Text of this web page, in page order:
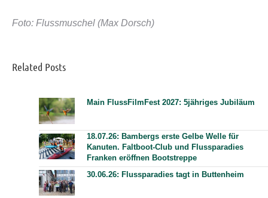
Foto: Flussmuschel (Max Dorsch)
Related Posts
Main FlussFilmFest 2027: 5jähriges Jubiläum
18.07.26: Bambergs erste Gelbe Welle für
Kanuten. Faltboot-Club und Flussparadies
Franken eröffnen Bootstreppe
30.06.26: Flussparadies tagt in Buttenheim